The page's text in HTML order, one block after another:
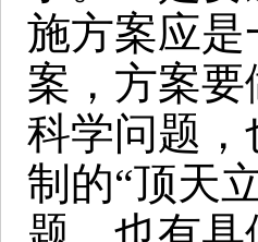
施方案应
案，方案要
科学问题
制的“顶天